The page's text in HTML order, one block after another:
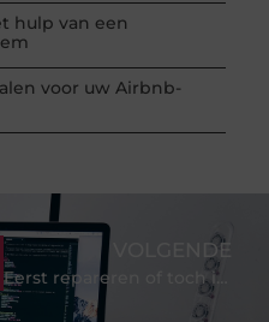
hulp van een
voor uw Airbnb-
VOLGENDE
Eerst repareren of toch inruilen in Eerbeek? Zo kies je